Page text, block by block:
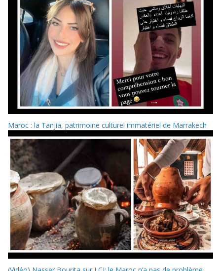
Maroc : la Tanjia, patrimoine culturel immatériel de Marrakech